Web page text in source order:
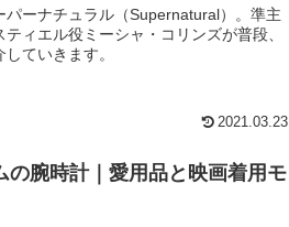
パーナチュラル（Supernatural）。準主
ィエル役ミーシャ・コリンズが普段、
ていきます。
2021.03.23
の腕時計｜愛用品と映画着用モ